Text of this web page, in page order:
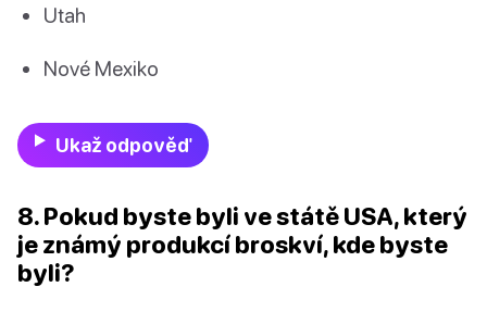
Utah
Nové Mexiko
Ukaž odpověď
8. Pokud byste byli ve státě USA, který
je známý produkcí broskví, kde byste
byli?